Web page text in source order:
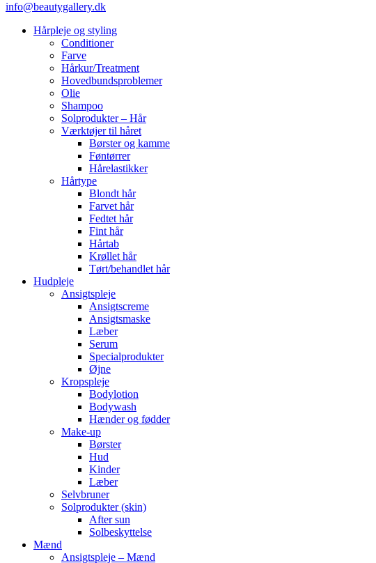
info@beautygallery.dk
Hårpleje og styling
Conditioner
Farve
Hårkur/Treatment
Hovedbundsproblemer
Olie
Shampoo
Solprodukter – Hår
Værktøjer til håret
Børster og kamme
Føntørrer
Hårelastikker
Hårtype
Blondt hår
Farvet hår
Fedtet hår
Fint hår
Hårtab
Krøllet hår
Tørt/behandlet hår
Hudpleje
Ansigtspleje
Ansigtscreme
Ansigtsmaske
Læber
Serum
Specialprodukter
Øjne
Kropspleje
Bodylotion
Bodywash
Hænder og fødder
Make-up
Børster
Hud
Kinder
Læber
Selvbruner
Solprodukter (skin)
After sun
Solbeskyttelse
Mænd
Ansigtspleje – Mænd